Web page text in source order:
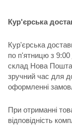
Кур'єрська
Кур'єрська
по п'ятницю з
склад Нова
зручний час для
оформленні
При отриманні
відповідність